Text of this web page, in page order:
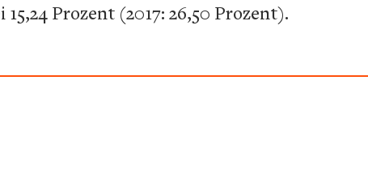
Prozent (2017: 26,50 Prozent).